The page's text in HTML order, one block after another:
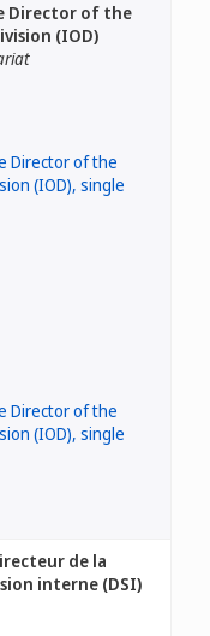
Director of the
(IOD)
de la
interne (DSI)